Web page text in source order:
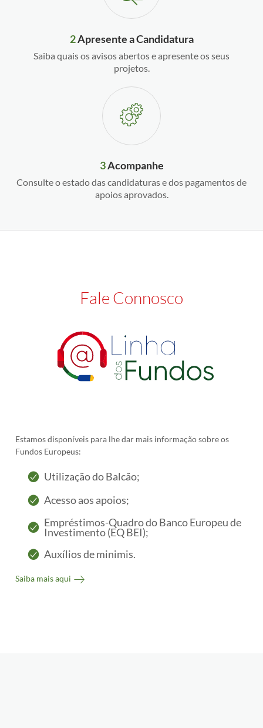
2Apresente a Candidatura
Saiba quais os avisos abertos e apresente os seus
projetos.
3Acompanhe
Consulte o estado das candidaturas e dos pagamentos de
apoios aprovados.
Fale Connosco
Estamos disponíveis para lhe dar mais informação sobre os
Fundos Europeus:
Utilização do Balcão;
Acesso aos apoios;
Empréstimos-Quadro do Banco Europeu de
Investimento (EQ BEI);
Auxílios de minimis.
Saiba mais aqui